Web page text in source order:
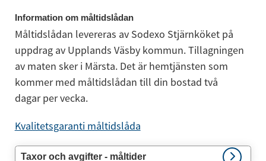
Information om måltidslådan
Måltidslådan levereras av Sodexo Stjärnköket på
uppdrag av Upplands Väsby kommun. Tillagningen
av maten sker i Märsta. Det är hemtjänsten som
kommer med måltidslådan till din bostad två
dagar per vecka.
Kvalitetsgaranti måltidslåda
Taxor och avgifter - måltider